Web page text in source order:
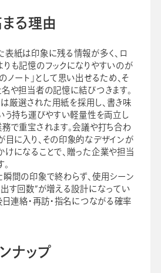
る理由
表紙は印象に残る情報が多く、ロ
りも記憶のフックになりやすいのが
ノート」として思い出せるため、そ
や担当者の記憶に結びつきます。
は厳選された用紙を採用し、書き味
う持ち運びやすい軽量性を両立し
で重宝されます。会議や打ち合わ
目に入り、その印象的なデザインが
けになることで、贈った企業や担当
瞬間の印象で終わらず、使用シーン
す回数”が増える設計になってい
日連絡・再訪・指名につながる確率
ナップ